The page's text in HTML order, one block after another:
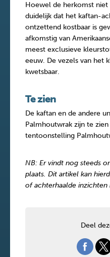
Hoewel de herkomst niet
duidelijk dat het kaftan-
ontzettend kostbaar is
afkomstig van
meest exclusieve
eeuw. De vezels van het
kwetsbaar.
Te zien
De kaftan en de andere
Palmhoutwrak zijn te
tentoonstelling
NB: Er vindt nog steeds
plaats. Dit artikel kan
of achterhaalde inzichten
Deel